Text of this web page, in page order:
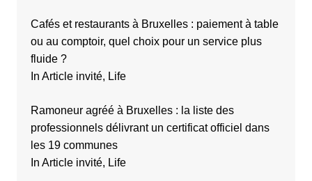
Cafés et restaurants à Bruxelles : paiement à table
ou au comptoir, quel choix pour un service plus
fluide ?
In Article invité, Life
Ramoneur agréé à Bruxelles : la liste des
professionnels délivrant un certificat officiel dans
les 19 communes
In Article invité, Life